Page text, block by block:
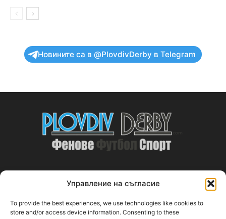
Управление на съгласие
To provide the best experiences, we use technologies like cookies to
store and/or access device information. Consenting to these
Новините са в @PlovdivDerby в Telegram
ABOUT US
PlovdivDerby.com е първата пловдивска изцяло футболна